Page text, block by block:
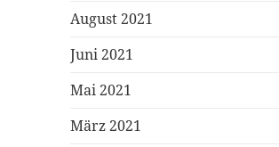
August 2021
Juni 2021
Mai 2021
März 2021